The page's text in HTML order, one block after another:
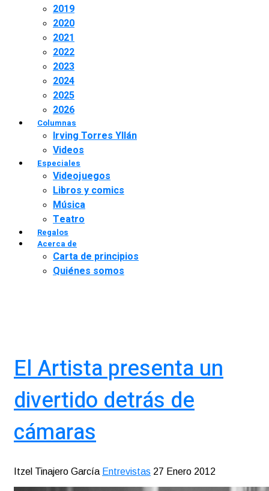
2019
2020
2021
2022
2023
2024
2025
2026
Columnas
Irving Torres Yllán
Videos
Especiales
Videojuegos
Libros y comics
Música
Teatro
Regalos
Acerca de
Carta de principios
Quiénes somos
El Artista presenta un
divertido detrás de
cámaras
Itzel Tinajero García Entrevistas 27 Enero 2012